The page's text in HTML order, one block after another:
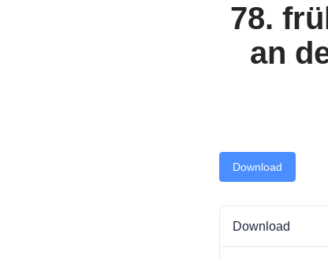
78.
an
Download
Download